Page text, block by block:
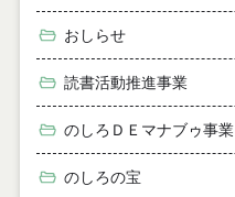
おしらせ
読書活動推進事業
のしろＤＥマナブゥ事業
のしろの宝